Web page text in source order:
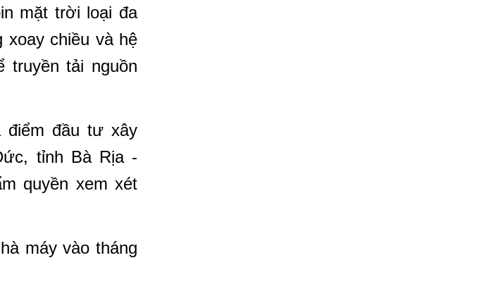
mặt trời loại đa
xoay chiều và hệ
truyền tải nguồn
điểm đầu tư xây
tỉnh Bà Rịa -
quyền xem xét
máy vào tháng